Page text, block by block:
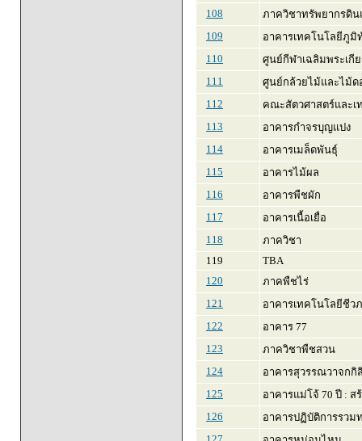
108
ภาควิชาทรัพยากรดิน
109
อาคารเทคโนโลยีภูมิ
110
ศูนย์กีฬาเฉลิมพระเกี
111
ศูนย์กล้วยไม้และไม้ด
112
คณะสัตวศาสตร์และเ
113
อาคารกำจรบุญแปง
114
อาคารเมล็ดพันธุ์
115
อาคารไม้ผล
116
อาคารพืชผัก
117
อาคารเนื้อเยื่อ
118
ภาควิชา
119
TBA
120
ภาคพืชไร่
121
อาคารเทคโนโลยีชีว
122
อาคาร 77
123
ภาควิชาพืชสวน
124
อาคารสุวรรณวาจกกิ
125
อาคารแม่โจ้ 70 ปี :
126
อาคารปฏิบัติการรวม